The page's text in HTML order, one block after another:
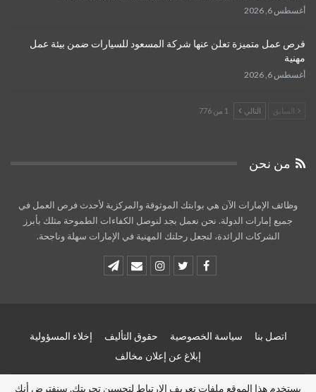
أغسطس 6, 2026
فرص عمل متميزة تعلن عنها شركة المسعود للسيارات ضمن بيئة عمل
مهنية
أغسطس 6, 2026
السابق التالي 1 من 776
من نحن
وظائف الإمارات الآن هي بوابتك الموثوقة والمركزية لأحدث فرص العمل في
جميع إمارات الدولة. نحن نعمل بجد لنوصل الكفاءات الطموحة مثلك بأبرز
الشركات الرائدة، لنجعل رحلتك المهنية في الإمارات سهلة وناجحة.
اتصل بنا سياسة الخصوصية حقوق التأليف
إخلاء المسؤولية
إبلاغ عن إعلان مخالف
يستخدم هذا الموقع ملفات تعريف الارتباط لتحسين تجربتك. سنفترض أنك